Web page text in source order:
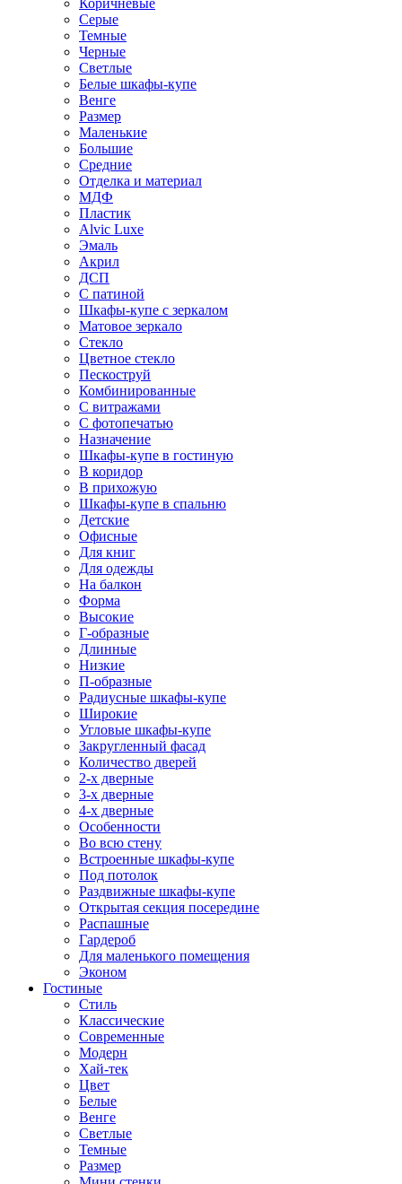
Коричневые
Серые
Темные
Черные
Светлые
Белые шкафы-купе
Венге
Размер
Маленькие
Большие
Средние
Отделка и материал
МДФ
Пластик
Alvic Luxe
Эмаль
Акрил
ДСП
С патиной
Шкафы-купе с зеркалом
Матовое зеркало
Стекло
Цветное стекло
Пескоструй
Комбинированные
С витражами
С фотопечатью
Назначение
Шкафы-купе в гостиную
В коридор
В прихожую
Шкафы-купе в спальню
Детские
Офисные
Для книг
Для одежды
На балкон
Форма
Высокие
Г-образные
Длинные
Низкие
П-образные
Радиусные шкафы-купе
Широкие
Угловые шкафы-купе
Закругленный фасад
Количество дверей
2-х дверные
3-х дверные
4-х дверные
Особенности
Во всю стену
Встроенные шкафы-купе
Под потолок
Раздвижные шкафы-купе
Открытая секция посередине
Распашные
Гардероб
Для маленького помещения
Эконом
Гостиные
Стиль
Классические
Современные
Модерн
Хай-тек
Цвет
Белые
Венге
Светлые
Темные
Размер